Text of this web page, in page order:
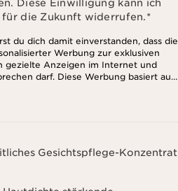
Diese Einwilligung kann ich
die Zukunft widerrufen.*
du dich damit einverstanden, dass die
Werbung zur exklusiven
gezielte Anzeigen im Internet und
darf. Diese Werbung basiert auf
mit Clarins anfallen,
du zu, dass die Clarins GmbH
mit dem Newsletter
der E-Mails) erfassen und zu
darf. Weitere Informationen
Richtlinien. Diese Einwilligung
Gesichtspflege-Konzentrat